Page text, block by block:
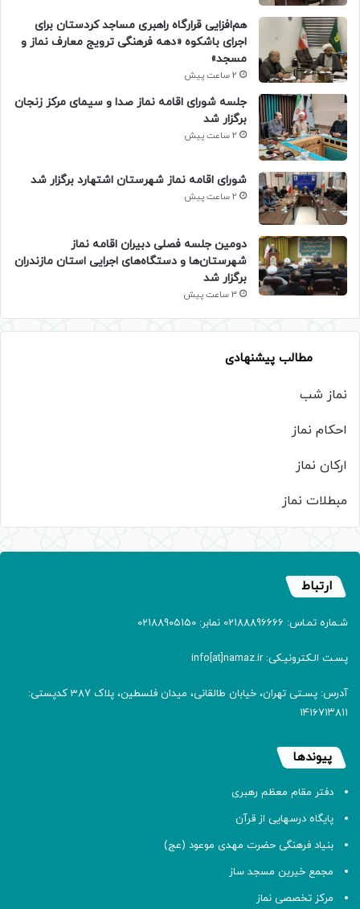
هم‌افزایی قرارگاه راهبری مساجد کردستان برای
اجرای باشکوه «دهه فرهنگی ترویج معارف نماز و
مسجد»
2 ساعت پیش
جلسه شورای اقامه نماز صدا و سیمای مرکز زنجان
برگزار شد
2 ساعت پیش
شورای اقامه نماز شهرستان اشتهارد برگزار شد
2 ساعت پیش
دومین جلسه فصلی دبیران اقامه نماز
شهرستان‌ها و دستگاه‌های اجرایی استان مازندران
برگزار شد
3 ساعت پیش
مطالب پیشنهادی
نماز شب
احکام نماز
ارکان نماز
مبطلات نماز
ارتباط
شـماره تمـاس: 02188896666 نمابر: 02188905150
پسـت الـکترونیـکی: info[at]namaz.ir
آدرس: پسـتی تهران، خیابان طالقانی، میدان فلسطین، پلاک 387 کدپستی:
۱۴۱۶۷۱۳۸۱۱
پیوندها
دفتر مقام معظم رهبری
پایگاه درسهایی از قرآن
بنیاد فرهنگی حضرت مهدی موعود (عج)
مجمع خیرین مسجد ساز
مرکز تخصصی نماز